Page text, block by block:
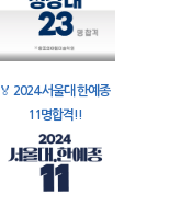
🏅 2024 서울대 한예종
11명합격!!